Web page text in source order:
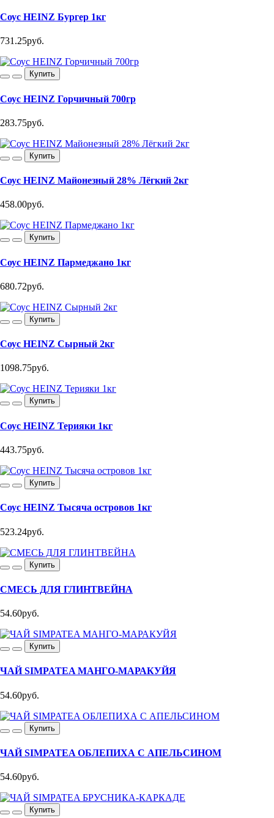
Соус HEINZ Бургер 1кг
731.25руб.
Купить
Соус HEINZ Горчичный 700гр
283.75руб.
Купить
Соус HEINZ Майонезный 28% Лёгкий 2кг
458.00руб.
Купить
Соус HEINZ Пармеджано 1кг
680.72руб.
Купить
Соус HEINZ Сырный 2кг
1098.75руб.
Купить
Соус HEINZ Терияки 1кг
443.75руб.
Купить
Соус HEINZ Тысяча островов 1кг
523.24руб.
Купить
СМЕСЬ ДЛЯ ГЛИНТВЕЙНА
54.60руб.
Купить
ЧАЙ SIMPATEA МАНГО-МАРАКУЙЯ
54.60руб.
Купить
ЧАЙ SIMPATEA ОБЛЕПИХА С АПЕЛЬСИНОМ
54.60руб.
Купить